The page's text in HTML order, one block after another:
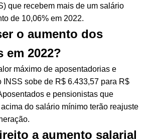
que recebem mais de um salário
de 10,06% em 2022.
o aumento dos
em 2022?
máximo de aposentadorias e
INSS sobe de R$ 6.433,57 para R$
e pensionistas que
do salário mínimo terão reajuste
a aumento salarial